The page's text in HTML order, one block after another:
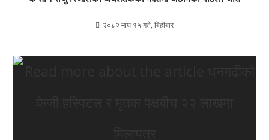
२०८२ माघ १५ गते, बिहीबार